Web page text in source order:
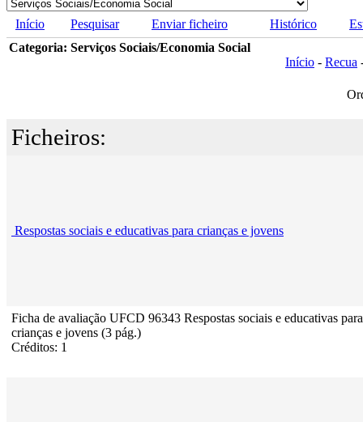
Início Pesquisar Enviar ficheiro Histórico
Categoria: Serviços Sociais/Economia Social
Início - Recua
Ficheiros:
Respostas sociais e educativas para crianças e jovens
Ficha de avaliação UFCD 96343 Respostas sociais e educativas para
crianças e jovens (3 pág.)
Créditos: 1